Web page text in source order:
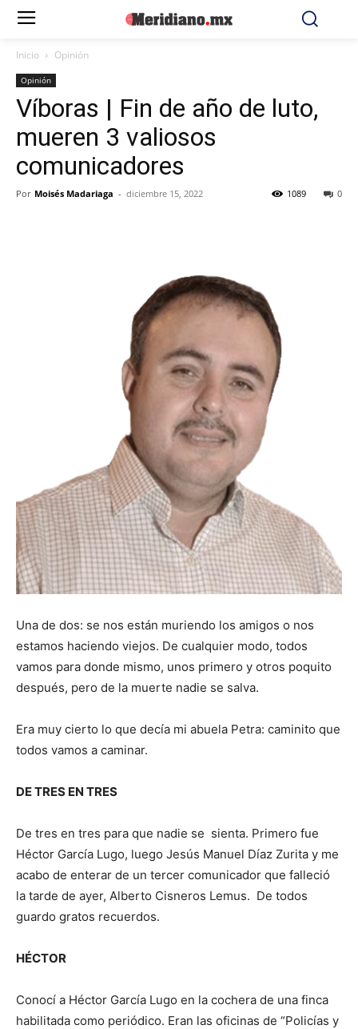
Inicio Opinión
Opinión
Víboras | Fin de año de luto,
mueren 3 valiosos
comunicadores
Por Moisés Madariaga - diciembre 15, 2022 0
1089
Una de dos: se nos están muriendo los amigos o nos
estamos haciendo viejos. De cualquier modo, todos
vamos para donde mismo, unos primero y otros poquito
después, pero de la muerte nadie se salva.
Era muy cierto lo que decía mi abuela Petra: caminito que
todos vamos a caminar.
DE TRES EN TRES
De tres en tres para que nadie se sienta. Primero fue
Héctor García Lugo, luego Jesús Manuel Díaz Zurita y me
acabo de enterar de un tercer comunicador que falleció
la tarde de ayer, Alberto Cisneros Lemus. De todos
guardo gratos recuerdos.
HÉCTOR
Conocí a Héctor García Lugo en la cochera de una finca
habilitada como periódico. Eran las oficinas de “Policías y